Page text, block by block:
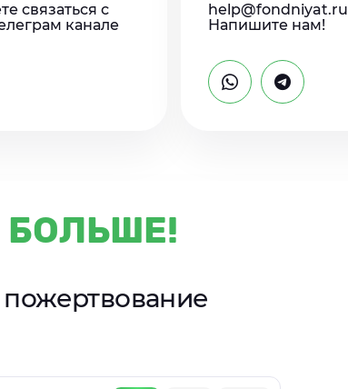
связаться с
канале
help@fondniyat.ru
Напишите нам!
пожертвование